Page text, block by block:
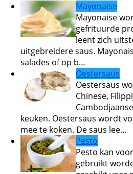
Mayonaise
Mayonaise
gefrituurde
leent zich
uitgebreidere saus.
salades of op b…
Oestersaus
Oestersaus
Chinese,
keuken. Oestersaus wordt
mee te koken. De saus lee…
Pesto
Pesto kan
gebruikt